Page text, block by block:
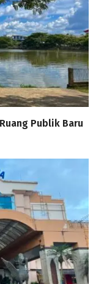
Publik Baru